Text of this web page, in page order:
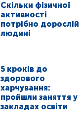
Скільки фізичної
активності
потрібно дорослій
людині
5 кроків до
здорового
харчування:
пройшли заняття у
закладах освіти